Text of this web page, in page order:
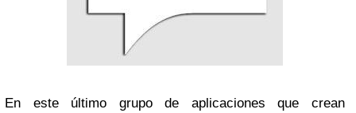
En este último grupo de aplicaciones que crean